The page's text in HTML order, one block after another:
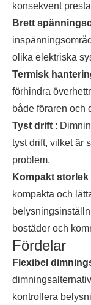
konsekvent
Brett
olika elektriska
Termisk
förhindra
både föraren och
Tyst drift :
tyst drift, vilket är
problem.
Kompakt storlek
kompakta och
bostäder och
Fördelar
Flexibel
kontrollera